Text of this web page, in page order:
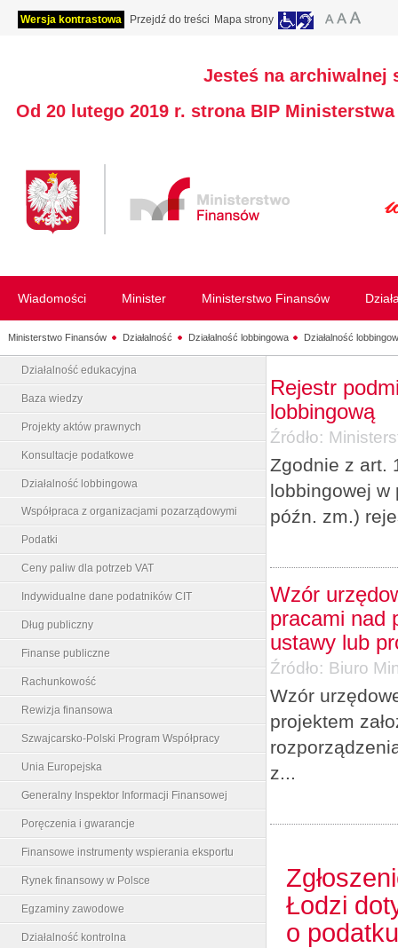
Wersja kontrastowa Przejdź do treści Mapa strony
Jesteś na archiwalnej
Od 20 lutego 2019 r. strona BIP
Wiadomości Minister Ministerstwo Finansów
Ministerstwo Finansów Działalność Działalność lobbingowa Działalność
Działalność edukacyjna
Baza wiedzy
Projekty aktów prawnych
Konsultacje podatkowe
Działalność lobbingowa
Współpraca z organizacjami pozarządowymi
Podatki
Ceny paliw dla potrzeb VAT
Indywidualne dane podatników CIT
Dług publiczny
Finanse publiczne
Rachunkowość
Rewizja finansowa
Szwajcarsko-Polski Program Współpracy
Unia Europejska
Generalny Inspektor Informacji Finansowej
Poręczenia i gwarancje
Finansowe instrumenty wspierania eksportu
Rynek finansowy w Polsce
Egzaminy zawodowe
Działalność kontrolna
Rejestr
lobbingową
Źródło:
Zgodnie z art.
lobbingowej w
późn. zm.)
Wzór
pracami nad
ustawy lub
Źródło: Biuro
Wzór
projektem
z...
Łodzi
o